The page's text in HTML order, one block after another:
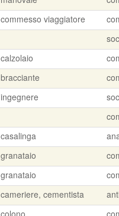
commesso viaggiatore
calzolaio
bracciante
ingegnere
casalinga
granataio
granataio
cameriere, cementista